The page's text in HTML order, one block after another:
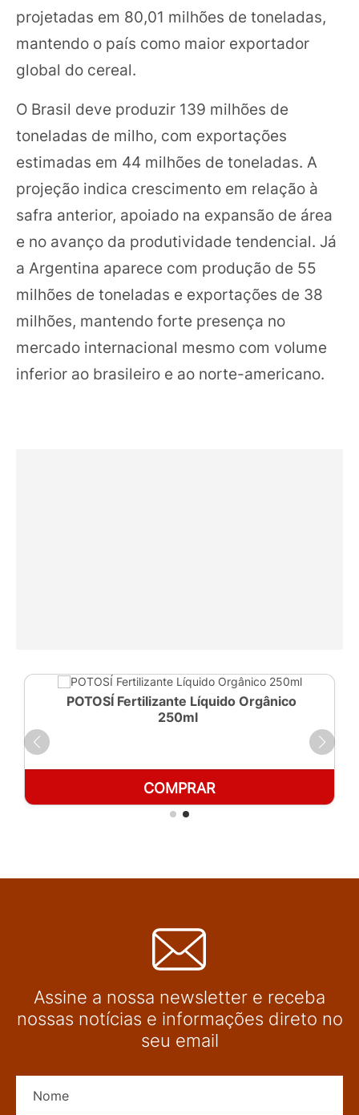
projetadas em 80,01 milhões de toneladas,
mantendo o país como maior exportador
global do cereal.
O Brasil deve produzir 139 milhões de
toneladas de milho, com exportações
estimadas em 44 milhões de toneladas. A
projeção indica crescimento em relação à
safra anterior, apoiado na expansão de área
e no avanço da produtividade tendencial. Já
a Argentina aparece com produção de 55
milhões de toneladas e exportações de 38
milhões, mantendo forte presença no
mercado internacional mesmo com volume
inferior ao brasileiro e ao norte-americano.
POTOSÍ Fertilizante Líquido Orgânico
250ml
COMPRAR
Assine a nossa newsletter e receba
nossas notícias e informações direto no
seu email